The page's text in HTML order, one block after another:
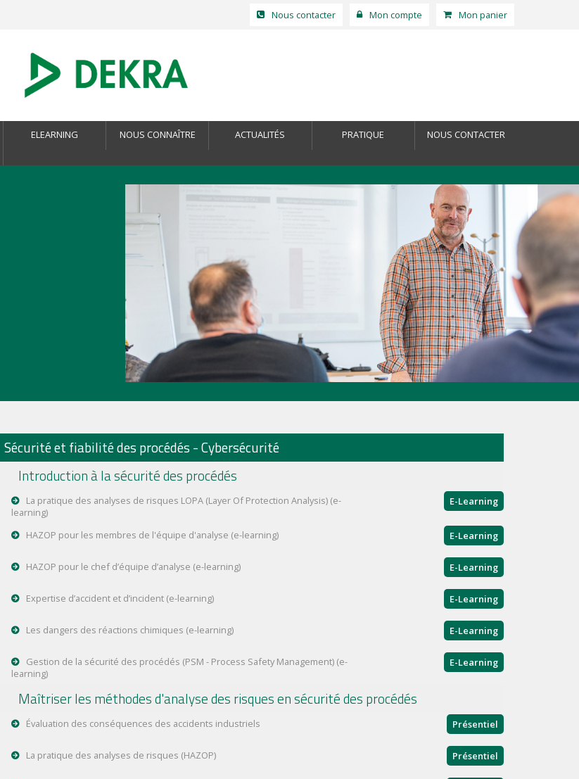
Nous contacter Mon compte Mon panier
ELEARNING NOUS CONNAÎTRE ACTUALITÉS PRATIQUE NOUS CONTACTER
Sécurité et fiabilité des procédés - Cybersécurité
Introduction à la sécurité des procédés
La pratique des analyses de risques LOPA (Layer Of Protection Analysis) (e-
learning)
E-Learning
HAZOP pour les membres de l'équipe d'analyse (e-learning) E-Learning
HAZOP pour le chef d’équipe d’analyse (e-learning) E-Learning
Expertise d’accident et d’incident (e-learning) E-Learning
Les dangers des réactions chimiques (e-learning) E-Learning
Gestion de la sécurité des procédés (PSM - Process Safety Management) (e-
learning)
E-Learning
Maîtriser les méthodes d'analyse des risques en sécurité des procédés
Évaluation des conséquences des accidents industriels Présentiel
La pratique des analyses de risques (HAZOP) Présentiel